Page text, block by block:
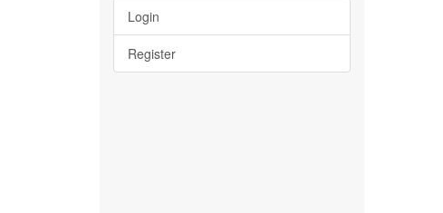
Login
Register